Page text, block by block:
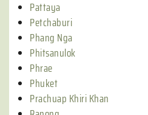
Pattaya
Petchaburi
Phang Nga
Phitsanulok
Phrae
Phuket
Prachuap Khiri Khan